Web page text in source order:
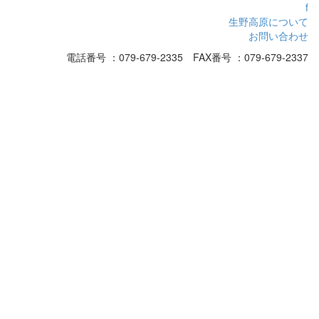
f
生野高原について
お問い合わせ
電話番号 ：079-679-2335 FAX番号 ：079-679-2337